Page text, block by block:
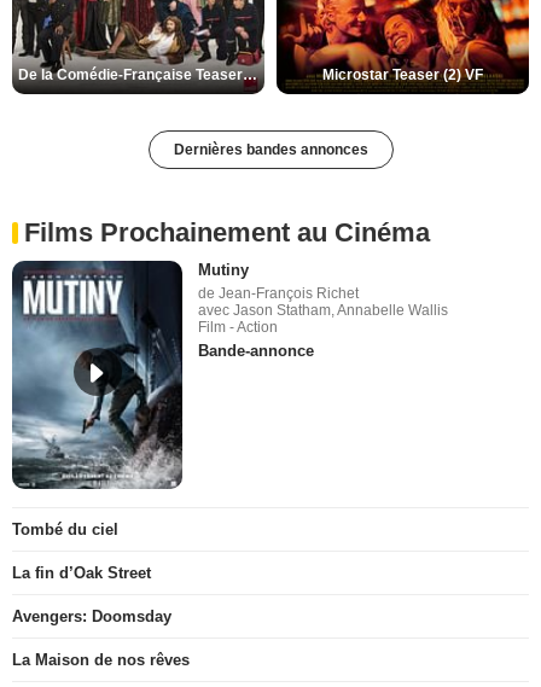
De la Comédie-Française Teaser (3) VF Microstar Teaser (2) VF
Dernières bandes annonces
Films Prochainement au Cinéma
Mutiny
de Jean-François Richet
avec Jason Statham, Annabelle Wallis
Film - Action
Bande-annonce
Tombé du ciel
La fin d’Oak Street
Avengers: Doomsday
La Maison de nos rêves